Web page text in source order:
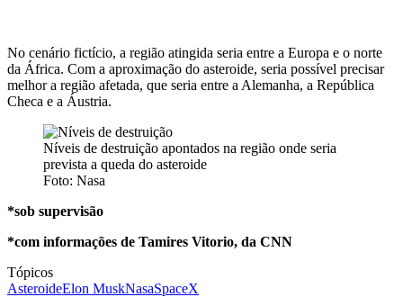
No cenário fictício, a região atingida seria entre a Europa e o norte
da África. Com a aproximação do asteroide, seria possível precisar
melhor a região afetada, que seria entre a Alemanha, a República
Checa e a Áustria.
Níveis de destruição apontados na região onde seria
prevista a queda do asteroide
Foto: Nasa
*sob supervisão
*com informações de Tamires Vitorio, da CNN
Tópicos
AsteroideElon MuskNasaSpaceX